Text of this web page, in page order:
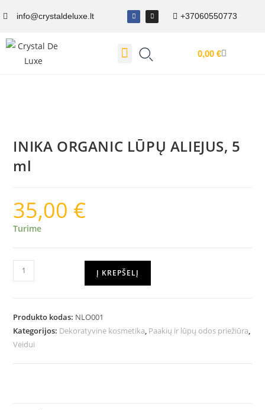
info@crystaldeluxe.lt +37060550773
0,00 €
INIKA ORGANIC LŪPŲ ALIEJUS, 5
ml
35,00 €
Turime
Į KREPŠELĮ
Produkto kodas: NLO001
Kategorijos: Dekoratyvinė kosmetika Paakių ir lūpų odos priežiūra
Veidui